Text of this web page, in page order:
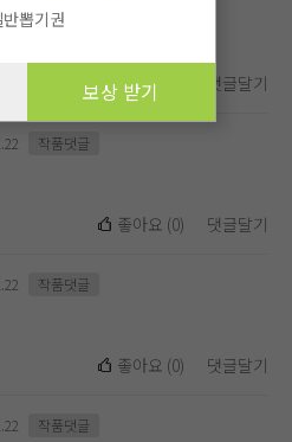
좋아요 댓글달기
작품댓글
좋아요 (0) 댓글달기
작품댓글
좋아요 (0) 댓글달기
작품댓글
반뽑기권
보상 받기